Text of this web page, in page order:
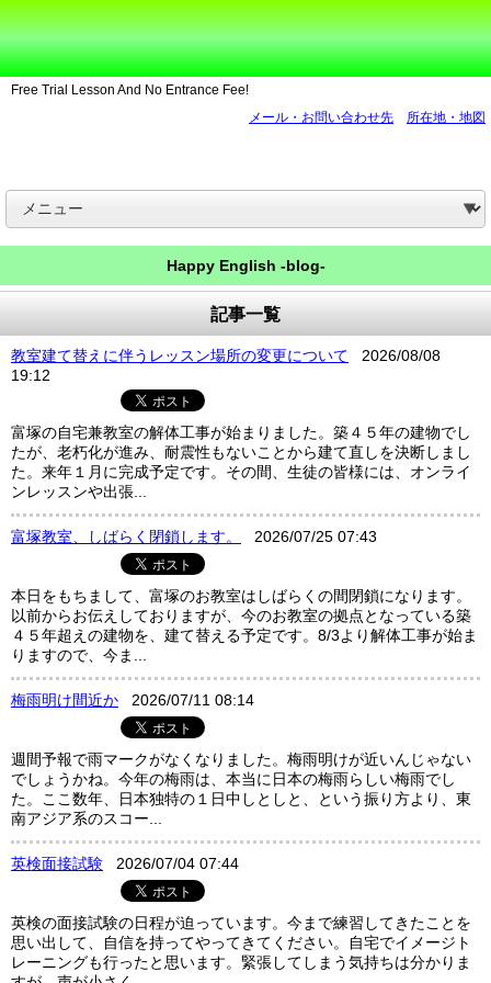
Free Trial Lesson And No Entrance Fee!
メール・お問い合わせ先
所在地・地図
Happy English -blog-
記事一覧
教室建て替えに伴うレッスン場所の変更について
2026/08/08
19:12
富塚の自宅兼教室の解体工事が始まりました。築４５年の建物でし
たが、老朽化が進み、耐震性もないことから建て直しを決断しまし
た。来年１月に完成予定です。その間、生徒の皆様には、オンライ
ンレッスンや出張...
富塚教室、しばらく閉鎖します。 2026/07/25 07:43
本日をもちまして、富塚のお教室はしばらくの間閉鎖になります。
以前からお伝えしておりますが、今のお教室の拠点となっている築
４５年超えの建物を、建て替える予定です。8/3より解体工事が始ま
りますので、今ま...
梅雨明け間近か 2026/07/11 08:14
週間予報で雨マークがなくなりました。梅雨明けが近いんじゃない
でしょうかね。今年の梅雨は、本当に日本の梅雨らしい梅雨でし
た。ここ数年、日本独特の１日中しとしと、という振り方より、東
南アジア系のスコー...
英検面接試験 2026/07/04 07:44
英検の面接試験の日程が迫っています。今まで練習してきたことを
思い出して、自信を持ってやってきてください。自宅でイメージト
レーニングも行ったと思います。緊張してしまう気持ちは分かりま